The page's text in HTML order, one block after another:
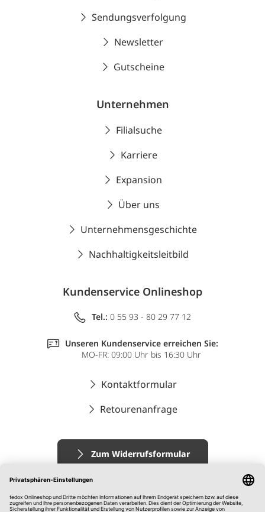
Sendungsverfolgung
Newsletter
Gutscheine
Unternehmen
Filialsuche
Karriere
Expansion
Über uns
Unternehmensgeschichte
Nachhaltigkeitsleitbild
Kundenservice Onlineshop
Tel.: 0 55 93 - 80 29 77 12
Unseren Kundenservice erreichen Sie:
MO-FR: 09:00 Uhr bis 16:30 Uhr
Kontaktformular
Retourenanfrage
Zum Widerrufsformular
Impressum